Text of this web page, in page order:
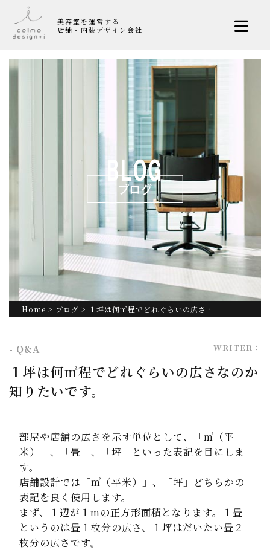
美容室を運営する
店舗・内装デザイン会社
Home > ブログ > １坪は何㎡程でどれぐらいの広さ…
- Q&A WRITER：
１坪は何㎡程でどれぐらいの広さなのか
知りたいです。
部屋や店舗の広さを示す単位として、「㎡（平
米）」、「畳」、「坪」といった表記を目にしま
す。
店舗設計では「㎡（平米）」、「坪」どちらかの
表記を良く使用します。
まず、１辺が１mの正方形面積となります。１畳
というのは畳１枚分の広さ、１坪はだいたい畳２
枚分の広さです。